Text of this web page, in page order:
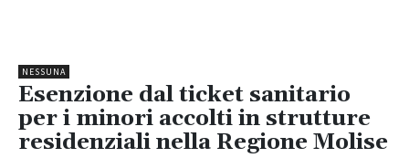
NESSUNA
Esenzione dal ticket sanitario
per i minori accolti in strutture
residenziali nella Regione Molise